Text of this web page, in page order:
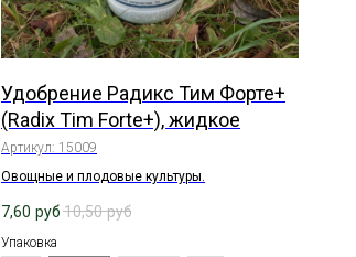
Удобрение Радикс Тим Форте+
(Radix Tim Forte+), жидкое
Артикул: 15009
Овощные и плодовые культуры.
7,60 руб 10,50 руб
Упаковка